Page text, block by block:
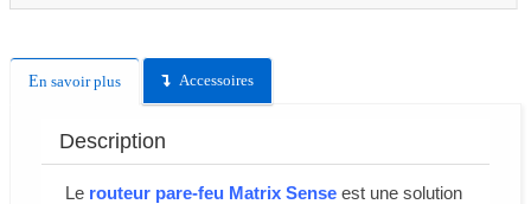
En savoir plus Accessoires
Description
Le routeur pare-feu Matrix Sense est une solution